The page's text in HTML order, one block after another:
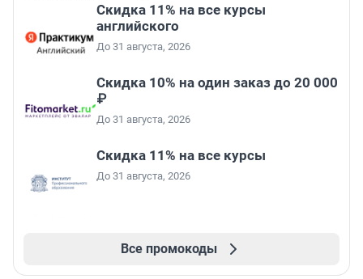
Скидка 11% на все курсы
английского
До 31 августа, 2026
Скидка 10% на один заказ до 20 000
₽
До 31 августа, 2026
Скидка 11% на все курсы
До 31 августа, 2026
Все промокоды